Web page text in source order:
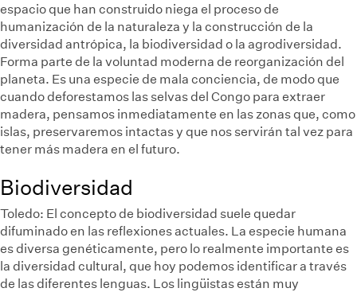
espacio que han construido niega el proceso de
humanización de la naturaleza y la construcción de la
diversidad antrópica, la biodiversidad o la agrodiversidad.
Forma parte de la voluntad moderna de reorganización del
planeta. Es una especie de mala conciencia, de modo que
cuando deforestamos las selvas del Congo para extraer
madera, pensamos inmediatamente en las zonas que, como
islas, preservaremos intactas y que nos servirán tal vez para
tener más madera en el futuro.
Biodiversidad
Toledo: El concepto de biodiversidad suele quedar
difuminado en las reflexiones actuales. La especie humana
es diversa genéticamente, pero lo realmente importante es
la diversidad cultural, que hoy podemos identificar a través
de las diferentes lenguas. Los lingüistas están muy